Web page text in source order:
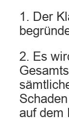
1. Der
2. Es
auf dem